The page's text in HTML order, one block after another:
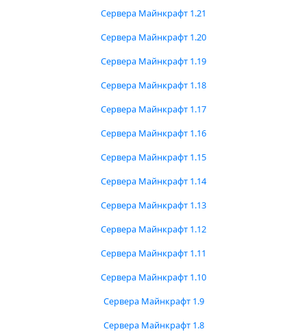
Сервера Майнкрафт 1.21
Сервера Майнкрафт 1.20
Сервера Майнкрафт 1.19
Сервера Майнкрафт 1.18
Сервера Майнкрафт 1.17
Сервера Майнкрафт 1.16
Сервера Майнкрафт 1.15
Сервера Майнкрафт 1.14
Сервера Майнкрафт 1.13
Сервера Майнкрафт 1.12
Сервера Майнкрафт 1.11
Сервера Майнкрафт 1.10
Сервера Майнкрафт 1.9
Сервера Майнкрафт 1.8